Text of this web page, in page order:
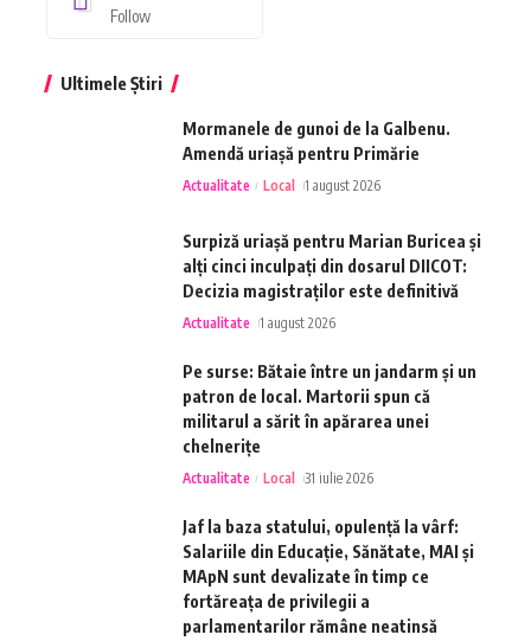
Follow
Ultimele Știri
Mormanele de gunoi de la Galbenu.
Amendă uriașă pentru Primărie
Actualitate Local 1 august 2026
Surpiză uriașă pentru Marian Buricea și
alți cinci inculpați din dosarul DIICOT:
Decizia magistraților este definitivă
Actualitate 1 august 2026
Pe surse: Bătaie între un jandarm și un
patron de local. Martorii spun că
militarul a sărit în apărarea unei
chelnerițe
Actualitate Local 31 iulie 2026
Jaf la baza statului, opulență la vârf:
Salariile din Educație, Sănătate, MAI și
MApN sunt devalizate în timp ce
fortăreața de privilegii a
parlamentarilor rămâne neatinsă